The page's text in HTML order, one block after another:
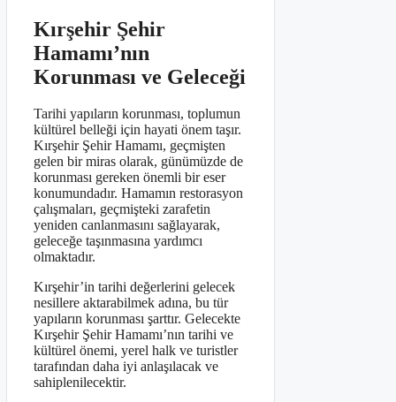
Kırşehir Şehir
Hamamı’nın
Korunması ve Geleceği
Tarihi yapıların korunması, toplumun
kültürel belleği için hayati önem taşır.
Kırşehir Şehir Hamamı, geçmişten
gelen bir miras olarak, günümüzde de
korunması gereken önemli bir eser
konumundadır. Hamamın restorasyon
çalışmaları, geçmişteki zarafetin
yeniden canlanmasını sağlayarak,
geleceğe taşınmasına yardımcı
olmaktadır.
Kırşehir’in tarihi değerlerini gelecek
nesillere aktarabilmek adına, bu tür
yapıların korunması şarttır. Gelecekte
Kırşehir Şehir Hamamı’nın tarihi ve
kültürel önemi, yerel halk ve turistler
tarafından daha iyi anlaşılacak ve
sahiplenilecektir.